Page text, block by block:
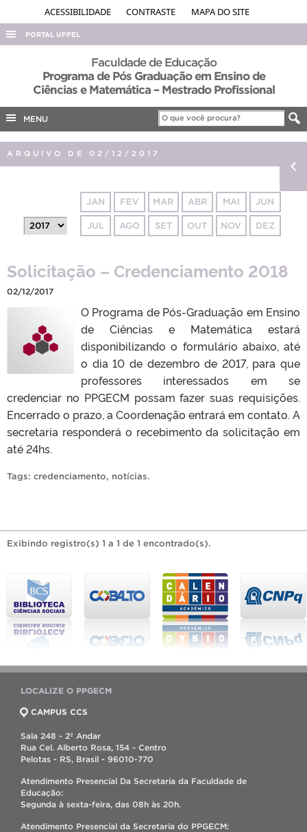
ACESSIBILIDADE CONTRASTE MAPA DO SITE
PORTAL UFPEL
ACESSO À INFORMAÇÃO
AUDITORIA
EDITAIS
PORTARIAS
Faculdade de Educação
Programa de Pós Graduação em Ensino de
Ciências e Matemática – Mestrado Profissional
MENU
ARQUIVO DE 02/12/2017
JAN FEV MAR ABR MAI JUN
JUL AGO SET OUT NOV DEZ
Solicitação – Credenciamento 2018
02/12/2017
O Programa de Pós-Graduação em Ensino
de Ciências e Matemática estará
disponibilizando o formulário abaixo, até
o dia 10 de dezembro de 2017, para que
professores interessados em se
credenciar no PPGECM possam fazer suas requisições.
Encerrado o prazo, a Coordenação entrará em contato. A
secretaria responderá o recebimento da solicitação em
até 24hs.
Tags: credenciamento, notícias.
Exibindo registro(s) 1 a 1 de 1 encontrado(s).
LOCALIZE O PPGECM
CAMPUS CCS
Sala 248 - 2º Andar
Rua Cel. Alberto Rosa, 154 - Centro
Pelotas - RS, Brasil - 96010-770
Atendimento Presencial Da Secretaria da Faculdade de
Educação:
Segunda à sexta-feira, das 08h às 20h.
Atendimento Presencial da Secretaria do PPGECM: